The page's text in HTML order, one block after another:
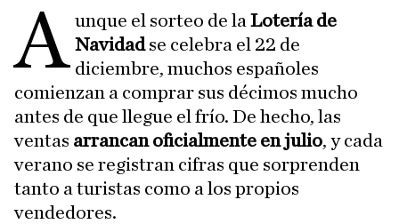
A unque el sorteo de laLotería de
Navidadse celebra el 22 de
diciembre, muchos españoles
comienzan a comprar sus décimos mucho
antes de que llegue el frío. De hecho, las
ventas arrancan oficialmente en julio, y cada
verano se registran cifras que sorprenden
tanto a turistas como a los propios
vendedores.